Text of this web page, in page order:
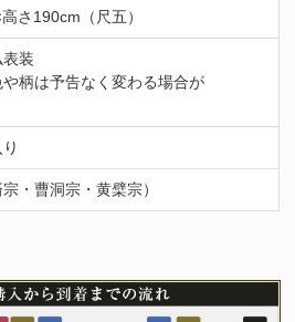
さ190cm（尺五）
装
柄は予告なく変わる場合が
り
・曹洞宗・黄檗宗）